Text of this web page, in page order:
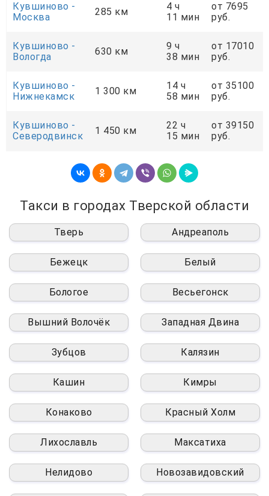
Кувшиново -
Москва
285 км
4 ч
11 мин
от 7695
руб.
Кувшиново -
Вологда
630 км
9 ч
38 мин
от 17010
руб.
Кувшиново -
Нижнекамск
1 300 км
14 ч
58 мин
от 35100
руб.
Кувшиново -
Северодвинск
1 450 км
22 ч
15 мин
от 39150
руб.
Такси в городах Тверской области
Тверь Андреаполь
Бежецк Белый
Бологое Весьегонск
Вышний Волочёк Западная Двина
Зубцов Калязин
Кашин Кимры
Конаково Красный Холм
Лихославль Максатиха
Нелидово Новозавидовский